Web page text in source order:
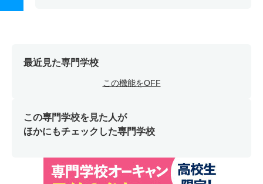
最近見た専門学校
この機能をOFF
この専門学校を見た人が
ほかにもチェックした専門学校